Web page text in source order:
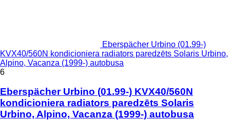
Eberspächer Urbino (01.99-)
KVX40/560N kondicioniera radiators paredzēts Solaris Urbino,
Alpino, Vacanza (1999-) autobusa
6
Eberspächer Urbino (01.99-) KVX40/560N
kondicioniera radiators paredzēts Solaris
Urbino, Alpino, Vacanza (1999-) autobusa